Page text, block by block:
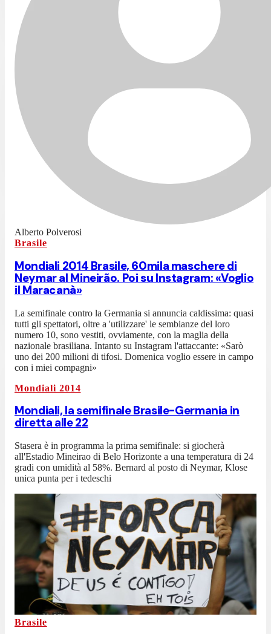
Alberto Polverosi
Brasile
Mondiali 2014 Brasile, 60mila maschere di
Neymar al Mineirão. Poi su Instagram: «Voglio
il Maracanà»
La semifinale contro la Germania si annuncia caldissima: quasi
tutti gli spettatori, oltre a 'utilizzare' le sembianze del loro
numero 10, sono vestiti, ovviamente, con la maglia della
nazionale brasiliana. Intanto su Instagram l'attaccante: «Sarò
uno dei 200 milioni di tifosi. Domenica voglio essere in campo
con i miei compagni»
Mondiali 2014
Mondiali, la semifinale Brasile-Germania in
diretta alle 22
Stasera è in programma la prima semifinale: si giocherà
all'Estadio Mineirao di Belo Horizonte a una temperatura di 24
gradi con umidità al 58%. Bernard al posto di Neymar, Klose
unica punta per i tedeschi
Brasile